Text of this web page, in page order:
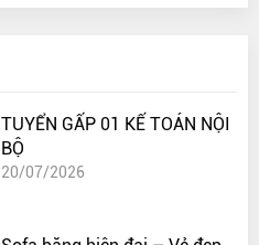
TUYỂN GẤP 01 KẾ TOÁN NỘI
BỘ
20/07/2026